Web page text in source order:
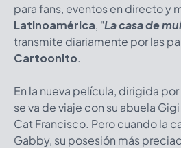
para fans, eventos en directo y
Latinoamérica, "La casa de
transmite diariamente por las
Cartoonito.
En la nueva película, dirigida por
se va de viaje con su abuela
Cat Francisco. Pero cuando la
Gabby, su posesión más